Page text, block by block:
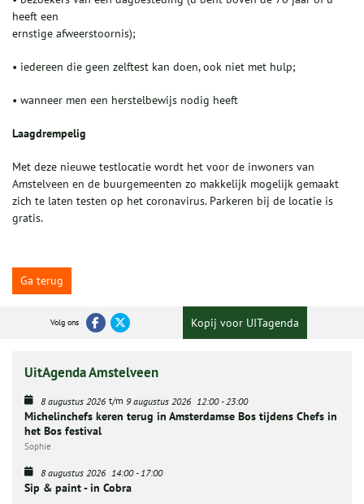
heeft een
ernstige afweerstoornis);
• iedereen die geen zelftest kan doen, ook niet met hulp;
• wanneer men een herstelbewijs nodig heeft
Laagdrempelig
Met deze nieuwe testlocatie wordt het voor de inwoners van
Amstelveen en de buurgemeenten zo makkelijk mogelijk gemaakt
zich te laten testen op het coronavirus. Parkeren bij de locatie is
gratis.
Ga terug
Volg ons Kopij voor UITagenda
UitAgenda Amstelveen
8 augustus 2026 t/m 9 augustus 2026 12:00-23:00
Michelinchefs keren terug in Amsterdamse Bos tijdens Chefs in
het Bos festival
Sophie
8 augustus 2026 14:00-17:00
Sip & paint - in Cobra